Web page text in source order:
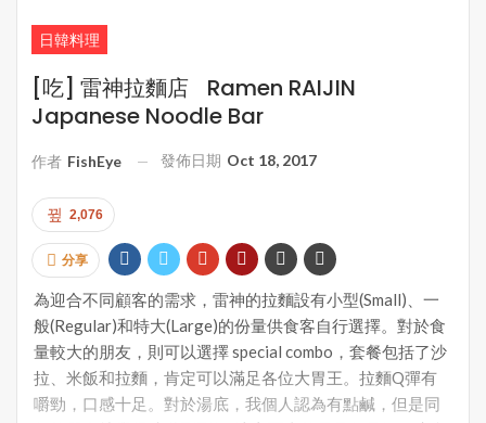
日韓料理
[吃] 雷神拉麵店 Ramen RAIJIN
Japanese Noodle Bar
作者 FishEye 發佈日期 Oct 18, 2017
2,076
分享
為迎合不同顧客的需求，雷神的拉麵設有小型(Small)、一
般(Regular)和特大(Large)的份量供食客自行選擇。對於食
量較大的朋友，則可以選擇 special combo，套餐包括了沙
拉、米飯和拉麵，肯定可以滿足各位大胃王。拉麵Q彈有
嚼勁，口感十足。對於湯底，我個人認為有點鹹，但是同